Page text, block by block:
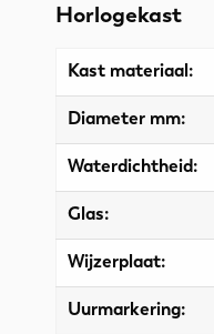
Horlogekast
Kast materiaal:
Diameter mm:
Waterdichtheid:
Glas:
Wijzerplaat:
Uurmarkering: